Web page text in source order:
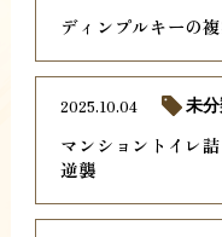
ディンプルキーの
マンショントイレ
逆襲
2025.10.04 未